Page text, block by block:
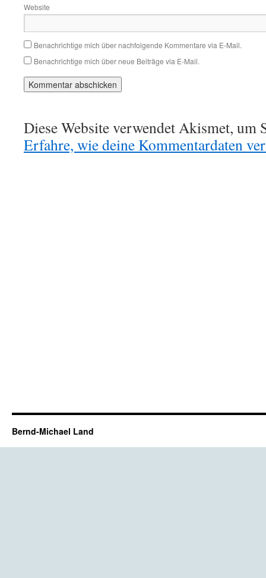
Website
Benachrichtige mich über nachfolgende Kommentare via E-Mail.
Benachrichtige mich über neue Beiträge via E-Mail.
Diese Website verwendet Akismet, um
Erfahre, wie deine Kommentardaten
Bernd-Michael Land